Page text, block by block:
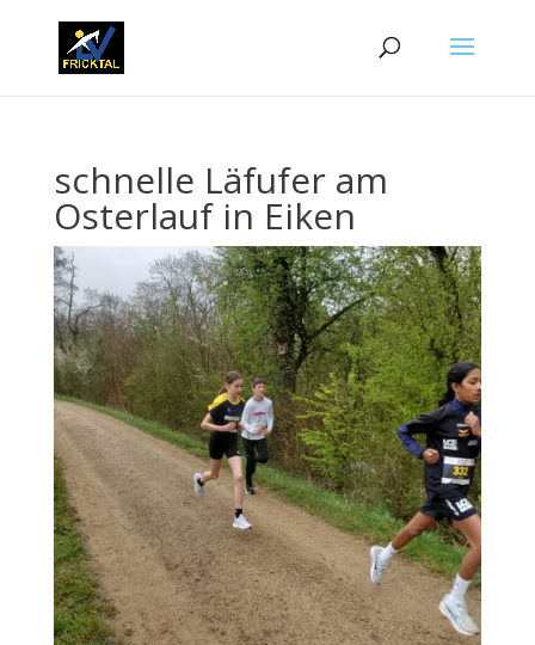
schnelle Läfufer am
Osterlauf in Eiken